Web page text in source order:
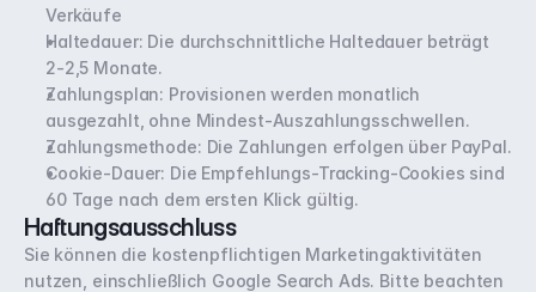
Verkäufe
Haltedauer: Die durchschnittliche Haltedauer beträgt
2-2,5 Monate.
Zahlungsplan: Provisionen werden monatlich
ausgezahlt, ohne Mindest-Auszahlungsschwellen.
Zahlungsmethode: Die Zahlungen erfolgen über PayPal.
Cookie-Dauer: Die Empfehlungs-Tracking-Cookies sind
60 Tage nach dem ersten Klick gültig.
Haftungsausschluss
Sie können die kostenpflichtigen Marketingaktivitäten
nutzen, einschließlich Google Search Ads. Bitte beachten